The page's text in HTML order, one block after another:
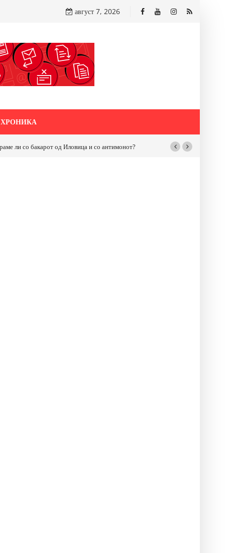
август 7, 2026
ХРОНИКА
со бакарот од Иловица и со антимонот? Почнува реконструкцијата на